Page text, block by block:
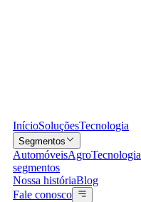
InícioSoluçõesTecnologia
Segmentos
AutomóveisAgroTecnologia
segmentos
Nossa históriaBlog
Fale conosco